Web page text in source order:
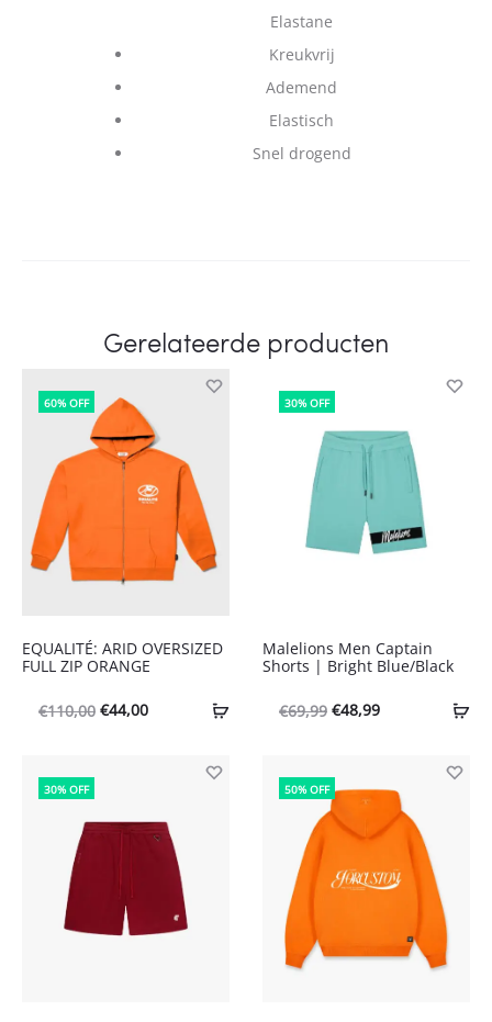
Elastane
Kreukvrij
Ademend
Elastisch
Snel drogend
Gerelateerde producten
60% OFF
EQUALITÉ: ARID OVERSIZED
FULL ZIP ORANGE
€110,00 Oorspronkelijke
€44,00Huidige
30% OFF
Malelions Men Captain
Shorts | Bright Blue/Black
€69,99 Oorspronkelijke
was:
€69,99.
€48,99Huidige
€48,99.
30% OFF 50% OFF